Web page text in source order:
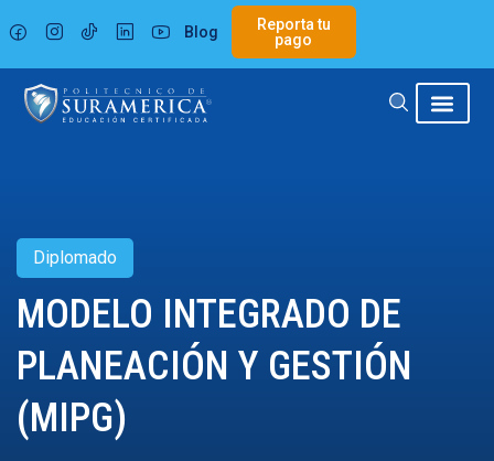
al
contenido
Blog
Reporta tu
pago
Diplomado
MODELO INTEGRADO DE
PLANEACIÓN Y GESTIÓN
(MIPG)